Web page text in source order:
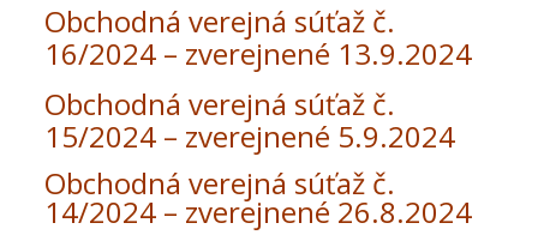
Obchodná verejná súťaž č.
16/2024 – zverejnené 13.9.2024
Obchodná verejná súťaž č.
15/2024 – zverejnené 5.9.2024
Obchodná verejná súťaž č.
14/2024 – zverejnené 26.8.2024